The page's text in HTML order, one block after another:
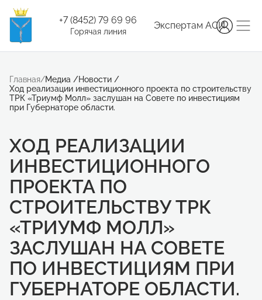
+7 (8452) 79 69 96
Горячая линия
Экспертам АСИ
Главная/Медиа /Новости /
Ход реализации инвестиционного проекта по строительству
ТРК «Триумф Молл» заслушан на Совете по инвестициям
при Губернаторе области.
ХОД РЕАЛИЗАЦИИ
ИНВЕСТИЦИОННОГО
ПРОЕКТА ПО
СТРОИТЕЛЬСТВУ ТРК
«ТРИУМФ МОЛЛ»
ЗАСЛУШАН НА СОВЕТЕ
ПО ИНВЕСТИЦИЯМ ПРИ
ГУБЕРНАТОРЕ ОБЛАСТИ.